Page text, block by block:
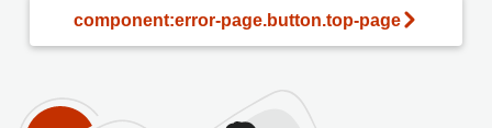
component:error-page.button.top-page